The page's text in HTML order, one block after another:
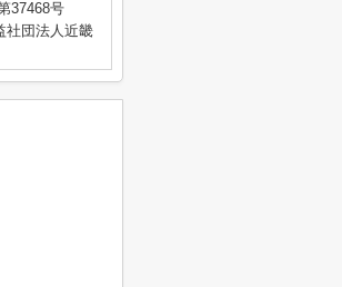
37468号
社団法人近畿